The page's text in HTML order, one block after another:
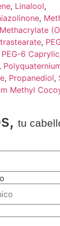
, Linalool,
,
,
PEG-6
,
, Propanediol,
Methyl
tu